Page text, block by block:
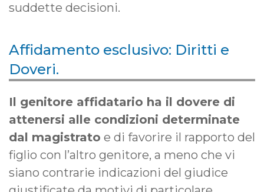
suddette decisioni.
Affidamento esclusivo: Diritti e
Doveri.
Il genitore affidatario ha il dovere di
attenersi alle condizioni determinate
dal magistrato e di favorire il rapporto del
figlio con l’altro genitore, a meno che vi
siano contrarie indicazioni del giudice